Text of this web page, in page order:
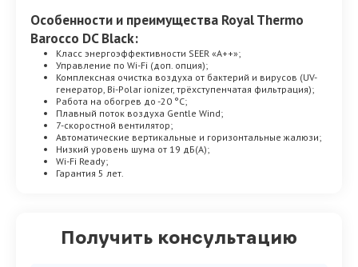
Получить консультацию
Особенности и преимущества Royal Thermo
Barocco DC Black:
Класс энергоэффективности SEER «A++»;
Управление по Wi-Fi (доп. опция);
Комплексная очистка воздуха от бактерий и вирусов (UV-
генератор, Bi-Polar ionizer, трёхступенчатая фильтрация);
Работа на обогрев до -20 °С;
Плавный поток воздуха Gentle Wind;
7-скоростной вентилятор;
Автоматические вертикальные и горизонтальные жалюзи;
Низкий уровень шума от 19 дБ(А);
Wi-Fi Ready;
Гарантия 5 лет.